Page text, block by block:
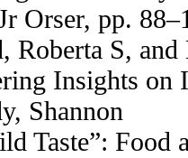
Orser, pp.
Roberta S,
Insights
Shannon
Taste”: